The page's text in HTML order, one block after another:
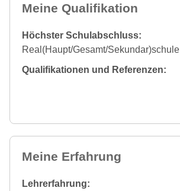
Meine Qualifikation
Höchster Schulabschluss:
Real(Haupt/Gesamt/Sekundar)schule
Qualifikationen und Referenzen:
Meine Erfahrung
Lehrerfahrung: